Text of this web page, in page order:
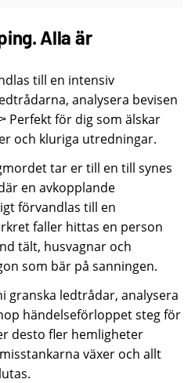
Alla är
till en intensiv
analysera bevisen
Perfekt för dig som älskar
och kluriga utredningar.
tar er till en till synes
en avkopplande
förvandlas till en
faller hittas en person
tält, husvagnar och
som bär på sanningen.
granska ledtrådar, analysera
händelseförloppet steg för
desto fler hemligheter
växer och allt